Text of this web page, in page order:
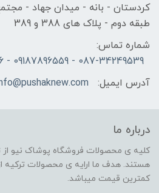
کردستان - بانه - میدان جهاد -
طبقه دوم - پلاک های 388 و 389
شماره تماس:
087-34249539 - 09187896559 - 09186686646
آدرس ایمیل:
درباره ما
کلیه ی محصولات فروشگاه پوشاک نیو از
هستند. هدف ما ارایه ی محصولات ترکیه از
کمترین قیمت میباشد.